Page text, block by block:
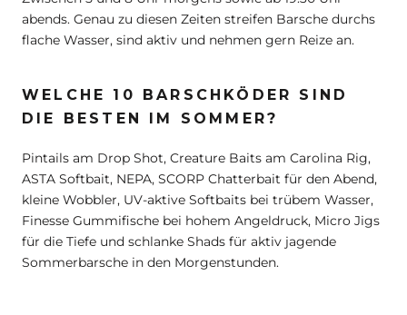
abends. Genau zu diesen Zeiten streifen Barsche durchs
flache Wasser, sind aktiv und nehmen gern Reize an.
WELCHE 10 BARSCHKÖDER SIND
DIE BESTEN IM SOMMER?
Pintails am Drop Shot, Creature Baits am Carolina Rig,
ASTA Softbait, NEPA, SCORP Chatterbait für den Abend,
kleine Wobbler, UV-aktive Softbaits bei trübem Wasser,
Finesse Gummifische bei hohem Angeldruck, Micro Jigs
für die Tiefe und schlanke Shads für aktiv jagende
Sommerbarsche in den Morgenstunden.